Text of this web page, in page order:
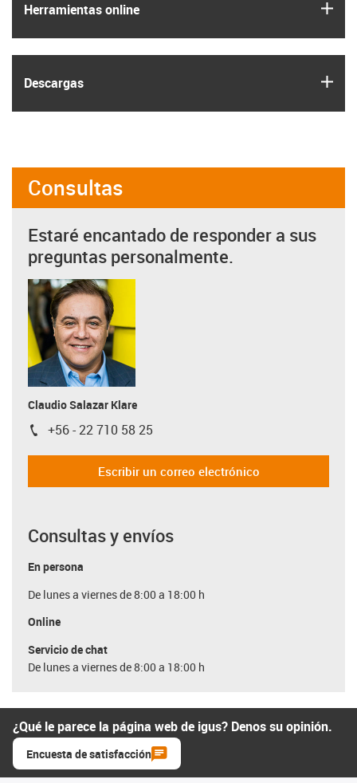
Herramientas online
Descargas
Consultas
Estaré encantado de responder a sus
preguntas personalmente.
Claudio Salazar Klare
igus-icon-phone
+56 - 22 710 58 25
Escribir un correo electrónico
Consultas y envíos
En persona
De lunes a viernes de 8:00 a 18:00 h
Online
Servicio de chat
De lunes a viernes de 8:00 a 18:00 h
¿Qué le parece la página web de igus? Denos su opinión.
Encuesta de satisfacción